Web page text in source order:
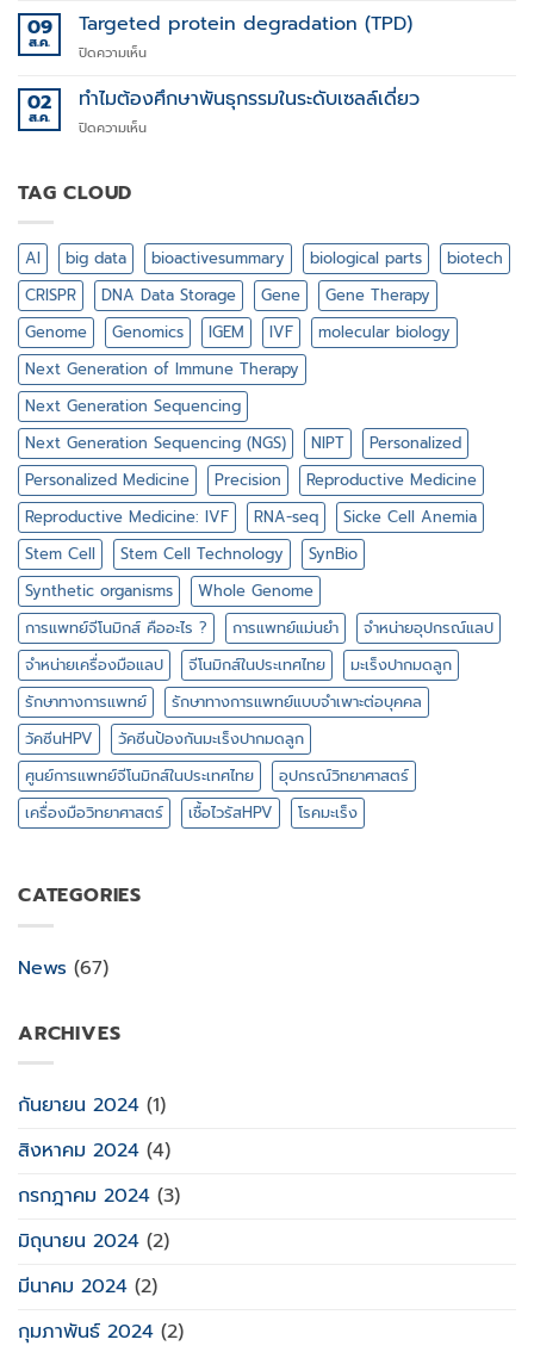
,
สำคัญ
ใน
กีฬา
09
ส.ค.
Targeted protein degradation (TPD)
ปิดความเห็นบน
protein
(TPD)
02
ส.ค.
ทำไมต้องศึกษาพันธุกรรมในระดับเซลล์เดี่ยว
ปิดความเห็นบน
ระดับ
เซลล์
เดี่ยว
TAG CLOUD
AI big data bioactivesummary biological parts
biotech
CRISPR
DNA Data Storage Gene
Gene Therapy
Genome
Genomics IGEM IVF
molecular biology
Next Generation of Immune Therapy
Next Generation Sequencing
Next Generation Sequencing (NGS)
NIPT
Personalized
Personalized Medicine
Precision
Reproductive Medicine
Reproductive Medicine: IVF
RNA-seq
Sicke Cell Anemia
Stem Cell
Stem Cell Technology
SynBio
Synthetic organisms
Whole Genome
การแพทย์จีโนมิกส์ คืออะไร ?
การแพทย์แม่นยำ
จำหน่ายอุปกรณ์แลป
จำหน่ายเครื่องมือแลป
จีโนมิกส์ในประเทศไทย
มะเร็งปากมดลูก
รักษาทางการแพทย์
รักษาทางการแพทย์แบบจำเพาะต่อบุคคล
วัคซีนHPV
วัคซีนป้องกันมะเร็งปากมดลูก
ศูนย์การแพทย์จีโนมิกส์ในประเทศไทย
อุปกรณ์วิทยาศาสตร์
เครื่องมือวิทยาศาสตร์
เชื้อไวรัสHPV โรคมะเร็ง
CATEGORIES
News (67)
ARCHIVES
กันยายน 2024 (1)
สิงหาคม 2024 (4)
กรกฎาคม 2024 (3)
มิถุนายน 2024 (2)
มีนาคม 2024 (2)
กุมภาพันธ์ 2024 (2)